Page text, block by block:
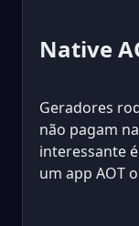
Native
Geradores
não pagam
interessante
um app AOT